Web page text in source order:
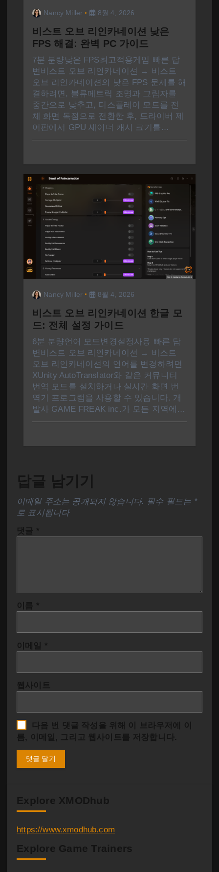
Nancy Miller 8월 4, 2026
비스트 오브 리인카네이션 낮은
FPS 해결: 완벽 PC 가이드
7분 분량낮은 FPS최고적용게임 빠른 답
변비스트 오브 리인카네이션 → 비스트
오브 리인카네이션의 낮은 FPS 문제를 해
결하려면, 볼류메트릭 조명과 그림자를
중간으로 낮추고, 디스플레이 모드를 전
체 화면 독점으로 전환한 후, 드라이버 제
어판에서 GPU 셰이더 캐시 크기를…
Nancy Miller 8월 4, 2026
비스트 오브 리인카네이션 한글 모
드: 전체 설정 가이드
6분 분량언어 모드변경설정사용 빠른 답
변비스트 오브 리인카네이션 → 비스트
오브 리인카네이션의 언어를 변경하려면
XUnity AutoTranslator와 같은 커뮤니티
번역 모드를 설치하거나 실시간 화면 번
역기 프로그램을 사용할 수 있습니다. 개
발사 GAME FREAK inc.가 모든 지역에…
답글 남기기
이메일 주소는 공개되지 않습니다. 필수 필드는 *
로 표시됩니다
댓글 *
이름 *
이메일 *
웹사이트
다음 번 댓글 작성을 위해 이 브라우저에 이
름, 이메일, 그리고 웹사이트를 저장합니다.
Explore XMODhub
https://www.xmodhub.com
Explore Game Trainers